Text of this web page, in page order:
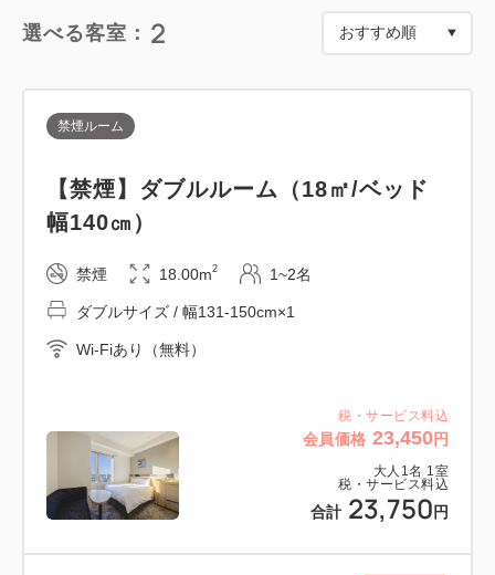
4. 全室に天井埋込形「ナノイー」発生機
Panasonic 「エアイー」を設置。気になるニオ
都営浅草線「浅草駅」(A1出口)または（A4出口）よ
り徒歩3分
≪羽田空港より≫
京急空港線快速「羽田空港」→「浅草駅」 約35
≪成田空港より≫
【東京都宿泊税】
1名1泊につき下記金額を、チェックインの際に別途
選べる客室： 2
税・サービス料込
会員価格 23,450円
大人 1 名 1 室
税・サービス料込
合計 23,750 円
禁煙ルーム
【禁煙】ダブルルーム（18㎡/ベッド
幅140㎝）
禁煙 18.00m2 1~2名
ダブルサイズ / 幅131-150cm×1
Wi-Fiあり（無料）